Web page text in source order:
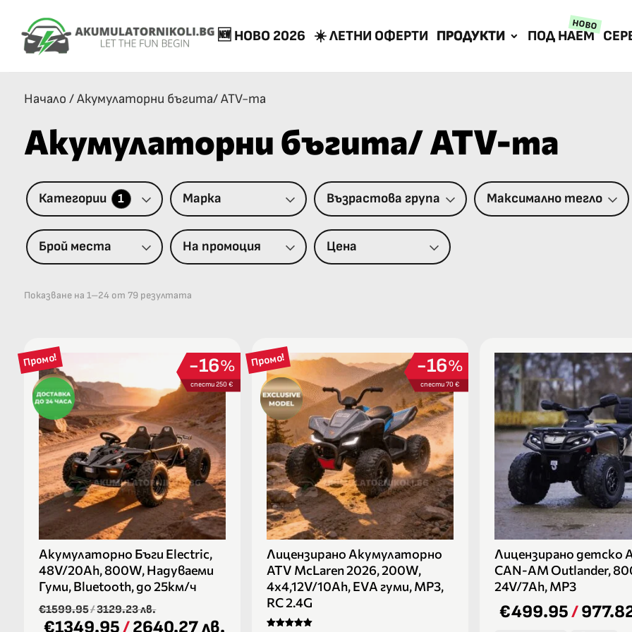
🆕 НОВО 2026 ☀️ ЛЕТНИ ОФЕРТИ ПРОДУКТИ ПОД НАЕМ
НОВО
Начало /Акумулаторни бъгита/ ATV-та
Акумулаторни бъгита/ ATV-та
Категории 1 Марка Възрастова група Максимално тегло
Брой места На промоция Цена
Показване на 1–24 от 79 резултата
Промо! %
16
спести 250 €
Акумулаторно Бъги Electric,
48V/20Ah, 800W, Надуваеми
Гуми, Bluetooth, до 25км/ч
€1599.95/3129.23 лв.
€1349.95/2640.27 лв.
Промо! %
16
спести 70 €
Лицензирано Акумулаторно
ATV McLaren 2026, 200W,
4х4,12V/10Ah, EVA гуми, MP3,
RC 2.4G
Лицензирано детско
CAN-AM Outlander,
24V/7Ah, MP3
€499.95/